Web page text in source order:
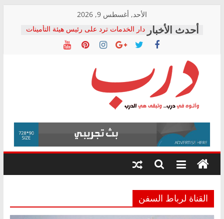
content
الأحد, أغسطس 9, 2026
دار الخدمات ترد على رئيس هيئة التأمينات
بعد مؤتمره الصحفي: إنكار الأزمة لا ينهي
معاناة أصحاب المعاشات.. ونطالب بكشف
فرحات سليمان يكتب: القطاع الصحي إلى
أين؟
حزب التحالف الشعبي يطلق لجنة “الحق
في الصحة” بالإسكندرية لرصد الانتهاكات
ودعم المرضى
الوزاري لمدينة الصحفيين.. وانتهاء أعمال
إنشاء المبنى الإداري
المجلس القومي لحقوق الإنسان يعلن
متابعة قضية الدكتور محمد زهران.. ويؤكد:
قرينة البراءة وضمانات المحاكمة العادلة
درب
وأتوه
درب..
وتبقى
هي
القناة لرباط السفن